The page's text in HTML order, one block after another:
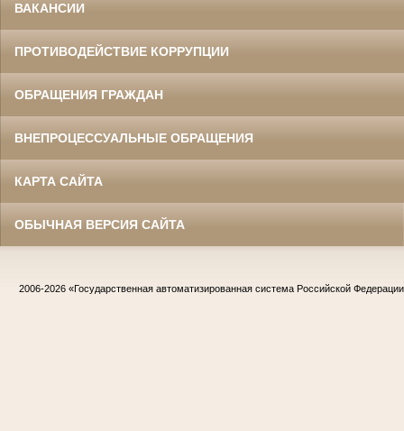
ВАКАНСИИ
ПРОТИВОДЕЙСТВИЕ КОРРУПЦИИ
ОБРАЩЕНИЯ ГРАЖДАН
ВНЕПРОЦЕССУАЛЬНЫЕ ОБРАЩЕНИЯ
КАРТА САЙТА
ОБЫЧНАЯ ВЕРСИЯ САЙТА
2006-2026 «Государственная автоматизированная система Российской